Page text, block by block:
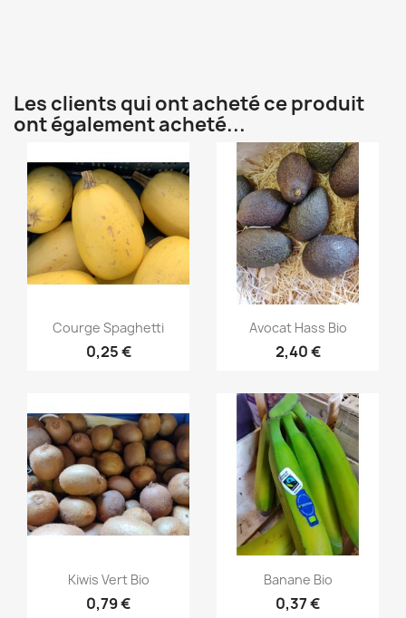
Les clients qui ont acheté ce produit
ont également acheté...
Aperçu rapide
Courge Spaghetti
0,25 €
Aperçu rapide
Avocat Hass Bio
2,40 €
Aperçu rapide
Kiwis Vert Bio
0,79 €
Aperçu rapide
Banane Bio
0,37 €